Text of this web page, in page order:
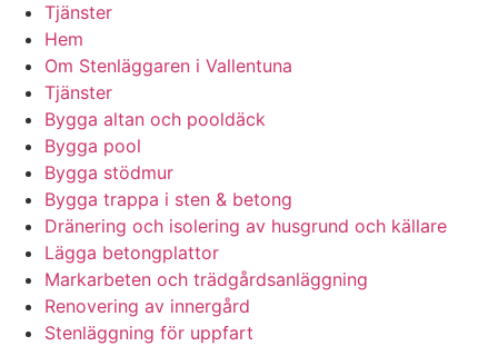
Tjänster
Hem
Om Stenläggaren i Vallentuna
Tjänster
Bygga altan och pooldäck
Bygga pool
Bygga stödmur
Bygga trappa i sten & betong
Dränering och isolering av husgrund och källare
Lägga betongplattor
Markarbeten och trädgårdsanläggning
Renovering av innergård
Stenläggning för uppfart